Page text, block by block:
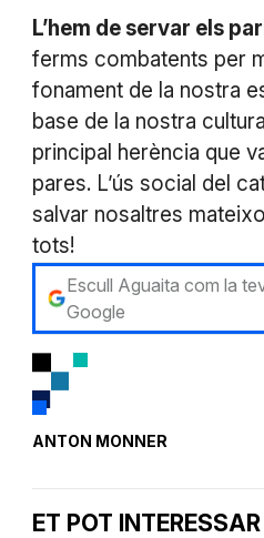
L’hem de servar els
ferms combatents per
fonament de la nostra
base de la nostra
principal herència que
pares. L’ús social del
salvar nosaltres
tots!
Escull Aguaita com la
Google
ANTON MONNER
ET POT INTERESSAR